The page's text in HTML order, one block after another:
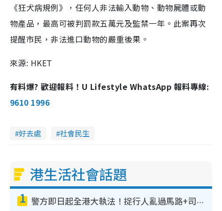
《狂犬病規例》，任何人非法輸入動物、動物屍體或動
物產品，最高可被判罰款五萬元及監禁一年。此案再次
提醒市民，非法進口動物的嚴重後果。
來源: HKET
有料爆? 歡迎報料！U Lifestyle WhatsApp 報料專線:
9610 1996
好去處 社會民生
港生活社會話題
1 警方即日起全港大執法！捉行人亂過馬路+司機不專注駕駛！亂過馬路罰$2000